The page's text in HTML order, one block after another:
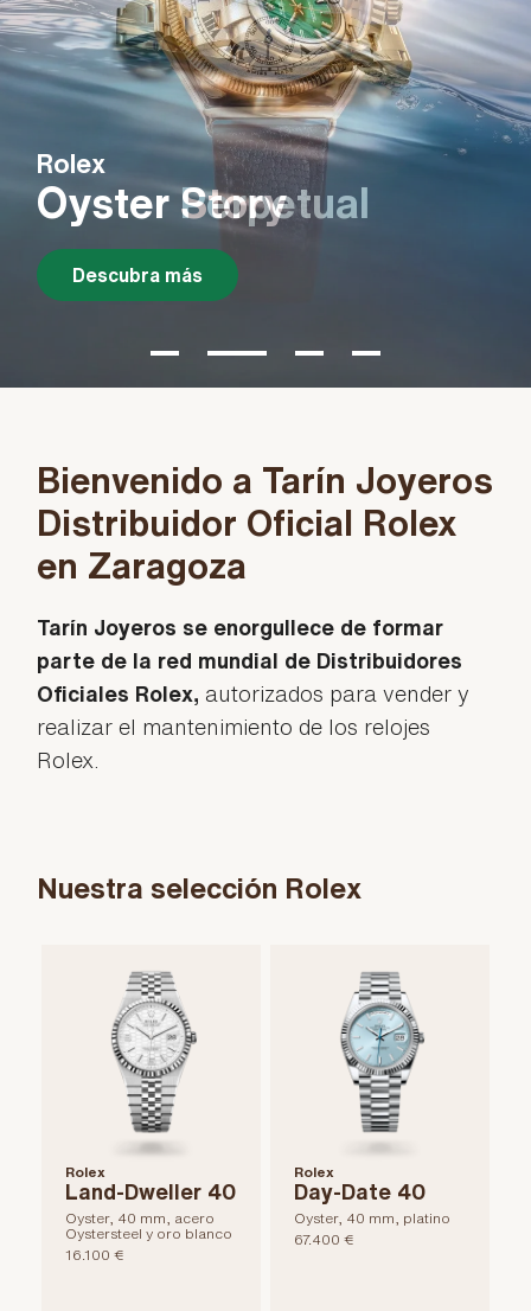
Rolex
Oyster Story
Descubra más
Bienvenido a Tarín Joyeros
Distribuidor Oficial Rolex
en Zaragoza
Tarín Joyeros se enorgullece de formar
parte de la red mundial de Distribuidores
Oficiales Rolex, autorizados para vender y
realizar el mantenimiento de los relojes
Rolex.
Nuestra selección Rolex
Rolex
Land-Dweller 40
Oyster, 40 mm, acero
Oystersteel y oro blanco
16.100 €
Rolex
Day-Date 40
Oyster, 40 mm, platino
67.400 €